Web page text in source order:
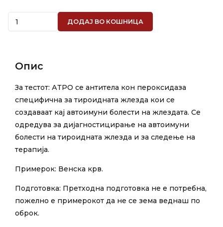
Quantity ДОДАЈ ВО КОШНИЦА
Опис
За тестот: АТРО се антитела кон пероксидаза
специфична за тироидната жлезда кои се
создаваат кај автоимуни болести на жлездата. Се
одредува за дијагностицирање на автоимуни
болести на тироидната жлезда и за следење на
терапија.
Примерок: Венска крв.
Подготовка: Претходна подготовка не е потребна,
пожелно е примерокот да не се зема веднаш по
оброк.